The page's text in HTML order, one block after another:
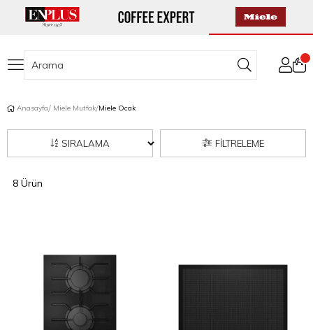
Anasayfa Miele Mutfak Miele Ocak
FILTRELEME
SIRALAMA
8 Ürün